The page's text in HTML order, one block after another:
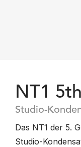
NT1
Studio-
Das NT1 der 5.
Studio-